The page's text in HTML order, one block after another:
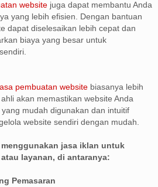
website juga dapat membantu Anda
yang lebih efisien. Dengan bantuan
dapat diselesaikan lebih cepat dan
biaya yang besar untuk
pembuatan website biasanya lebih
akan memastikan website Anda
mudah digunakan dan intuitif
website sendiri dengan mudah.
jasa iklan untuk
layanan, di antaranya:
Pemasaran